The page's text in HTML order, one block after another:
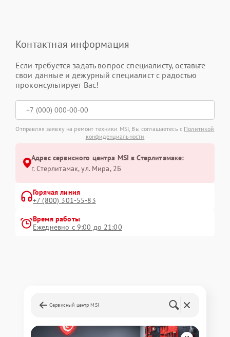
Контактная информация
Если требуется задать вопрос специалисту, оставьте
свои данные и дежурный специалист с радостью
проконсультирует Вас!
Отправляя заявку на ремонт техники MSI, Вы соглашаетесь с Политикой
конфиденциальности
Адрес сервисного центра MSI в Стерлитамаке:
г. Стерлитамак, ул. Мира, 2Б
Горячая линия
+7 (800) 301-55-83
Время работы
Ежедневно с 9:00 до 21:00
Сервисный центр MSI